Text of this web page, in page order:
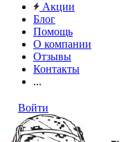
Акции
Блог
Помощь
О компании
Отзывы
Контакты
...
Войти